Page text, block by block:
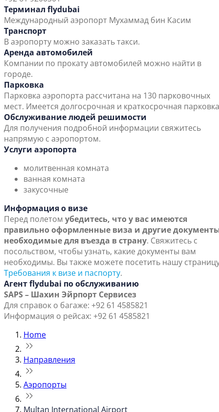
Терминал flydubai
Международный аэропорт Мухаммад бин Касим
Транспорт
В аэропорту можно заказать такси.
Аренда автомобилей
Компании по прокату автомобилей можно найти в
городе.
Парковка
Парковка аэропорта рассчитана на 130 парковочных
мест. Имеется долгосрочная и краткосрочная
Обслуживание людей решимости
Для получения подробной информации свяжитесь
напрямую с аэропортом.
Услуги аэропорта
молитвенная комната
ванная комната
закусочные
Информация о визе
Перед полетом убедитесь, что у вас имеются
правильно оформленные виза и другие
необходимые для въезда в страну. Свяжитесь с
посольством, чтобы узнать, какие документы вам
необходимы. Вы также можете посетить нашу
Требования к визе и паспорту.
Агент flydubai по обслуживанию
SAPS – Шахин Эйрпорт Сервисез
Для справок о багаже: +92 61 4585821
Информация о рейсах: +92 61 4585821
Home
Направления
Аэропорты
Multan International Airport